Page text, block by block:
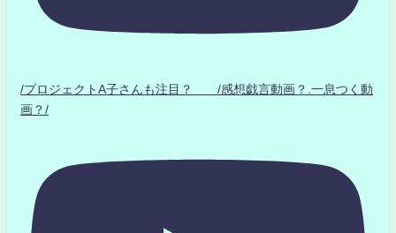
/プロジェクトA子さんも注目？ /感想戯言動画？.一息つく動
画？/